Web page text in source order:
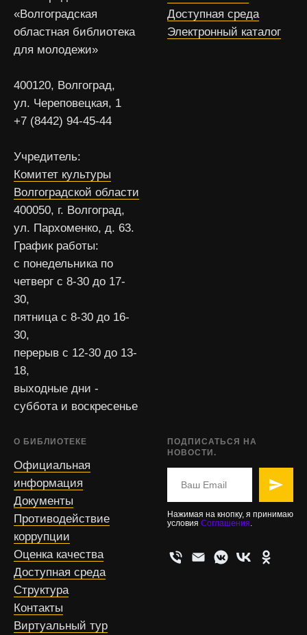
«Волгоградская
областная библиотека
для молодежи»
400120, Волгоград,
ул. Череповецкая, 1
+7 (8442) 94-45-44
Учредитель:
Комитет культуры
Волгоградской области
400050, г. Волгоград,
ул. Пархоменко, д. 63.
График работы:
с понедельника по
четверг с 8-30 до 17-
30,
пятница с 8-30 до 16-
30,
перерыв с 12-30 до 13-
18,
выходные дни -
суббота и воскресенье
Доступная среда
Электронный каталог
О БИБЛИОТЕКЕ
Официальная
информация
Документы
Противодействие
коррупции
Оценка качества
Доступная среда
Структура
Контакты
Виртуальный тур
ПОДПИСАТЬСЯ НА
НОВОСТИ.
Нажимая на кнопку, я принимаю
условия Соглашения.